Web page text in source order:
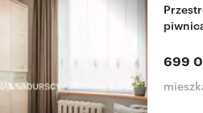
Przestronne 3-pokojowe mieszkanie z balkonem i
699